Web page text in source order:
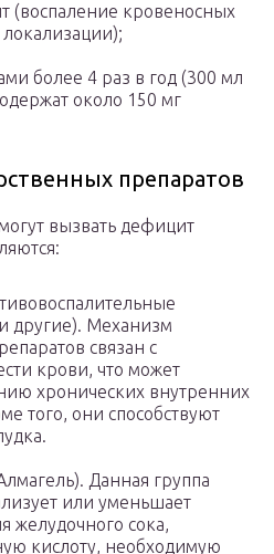
(воспаление кровеносных
более 4 раз в год (300 мл
около 150 мг
препаратов
вызвать дефицит
другие). Механизм
связан с
крови, что может
хронических внутренних
того, они способствуют
Данная группа
или уменьшает
желудочного сока,
кислоту, необходимую